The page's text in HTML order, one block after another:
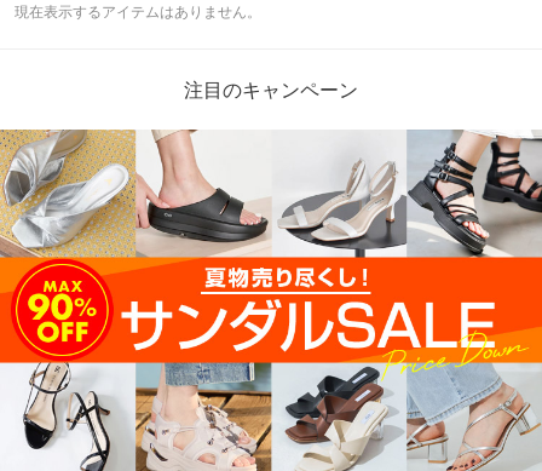
現在表示するアイテムはありません。
注目のキャンペーン